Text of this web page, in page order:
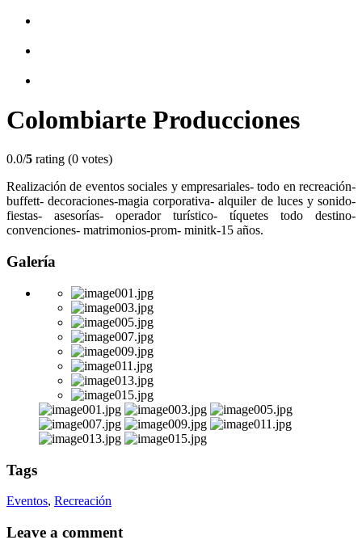
Colombiarte Producciones
0.0/5 rating (0 votes)
Realización de eventos sociales y empresariales- todo en recreación-
buffett- decoraciones-magia corporativa- alquiler de luces y sonido-
fiestas- asesorías- operador turístico- tíquetes todo destino-
convenciones- matrimonios-prom- minitk-15 años.
Galería
Tags
Eventos, Recreación
Leave a comment